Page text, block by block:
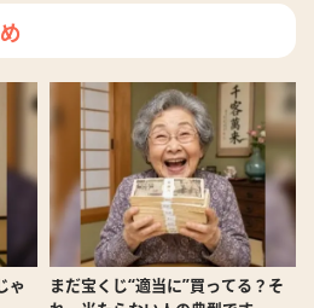
ゃ
まだ宝くじ“適当に”買ってる？そ